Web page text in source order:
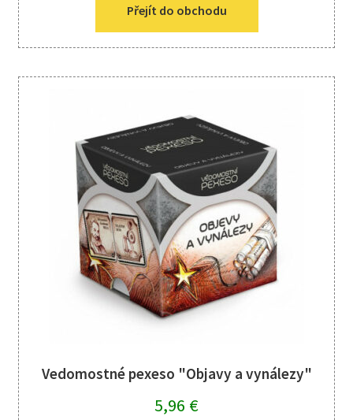
Přejít do obchodu
Vedomostné pexeso "Objavy a vynálezy"
5,96 €